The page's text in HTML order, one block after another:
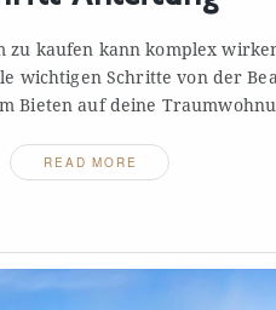
zu kaufen kann komplex
wichtigen Schritte von der
Bieten auf deine
READ MORE